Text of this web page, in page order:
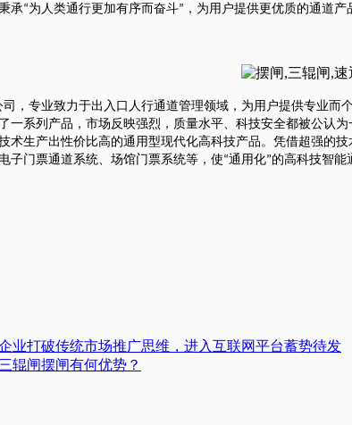
承“为人类通行更加有序而奋斗” ，为用户提供更优质的通道
，专业致力于出入口人行通道管理领域，为用户提供专业而
一系列产品，市场反映强烈，质量水平、科技安全都被公认
术生产出性价比高的通用型现代化高科技产品。凭借超强的
子门票通道系统、场馆门票系统等，使“通用化”的高科技智能
业打破传统市场推广思维，进入互联网平台蓄势待发
辊闸摆闸有何优势？